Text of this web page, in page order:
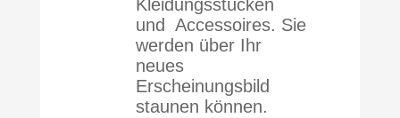
Kleidungsstücken
und Accessoires. Sie
werden über Ihr
neues
Erscheinungsbild
staunen können.